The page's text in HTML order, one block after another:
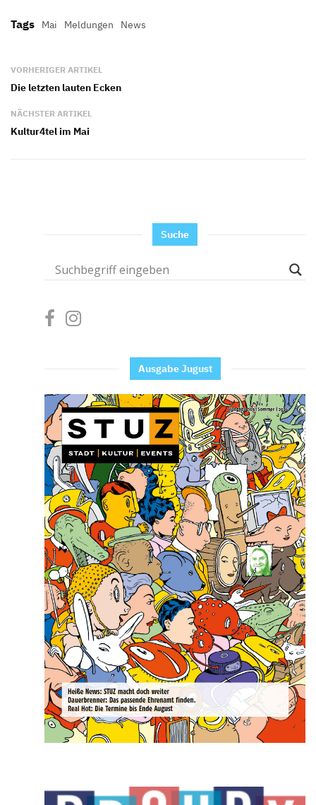
Tags Mai Meldungen News
VORHERIGER ARTIKEL
Die letzten lauten Ecken
NÄCHSTER ARTIKEL
Kultur4tel im Mai
Suche
Ausgabe Jugust